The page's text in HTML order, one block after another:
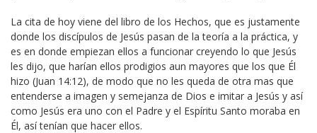
La cita de hoy viene del libro de los Hechos, que es justamente
donde los discípulos de Jesús pasan de la teoría a la práctica, y
es en donde empiezan ellos a funcionar creyendo lo que Jesús
les dijo, que harían ellos prodigios aun mayores que los que Él
hizo (Juan 14:12), de modo que no les queda de otra mas que
entenderse a imagen y semejanza de Dios e imitar a Jesús y así
como Jesús era uno con el Padre y el Espíritu Santo moraba en
Él, así tenían que hacer ellos.